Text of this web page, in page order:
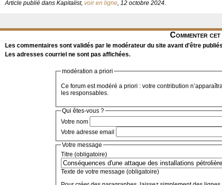
Article publié dans Kapitalist, voir en ligne, 12 octobre 2024.
Commenter
Les commentaires sont validés par le modérateur du site avant d'être
Les adresses courriel ne sont pas affichées.
modération a priori
Ce forum est modéré a priori : votre contribution
les responsables.
Qui êtes-vous ?
Votre nom
Votre adresse email
Votre message
Titre (obligatoire)
Texte de votre message (obligatoire)